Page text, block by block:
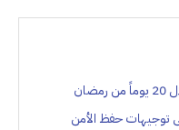
توجيهات حفظ الأمن